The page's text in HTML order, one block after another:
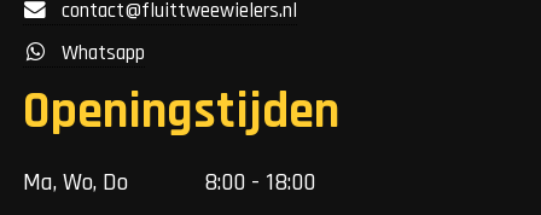
contact@fluittweewielers.nl
Whatsapp
Openingstijden
Ma, Wo, Do
8:00 - 18:00